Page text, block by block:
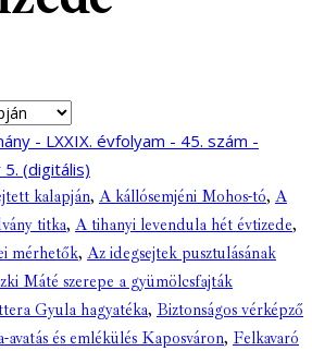
kalapján, A kállósemjéni Mohos-tó, A
titka, A tihanyi levendula hét évtizede,
mérhetők, Az idegsejtek pusztulásának
Máté szerepe a gyümölcsfajták
Gyula hagyatéka, Biztonságos vérképző
és emlékülés Kaposváron, Felkavaró